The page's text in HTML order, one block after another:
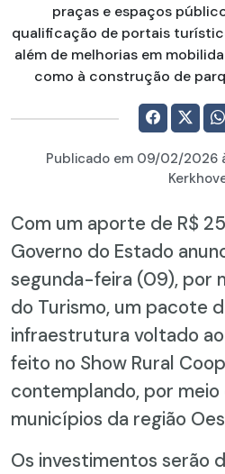
praças e espaços
qualificação de portais
além de melhorias em
como à construção de
Publicado em 09/02/2026
Com um aporte de R$
Governo do Estado
segunda-feira (09), por
do Turismo, um pacote
infraestrutura voltado
feito no Show Rural
contemplando, por meio
municípios da região
Os investimentos serão